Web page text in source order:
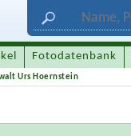
Fotodatenbank
Urs Hoernstein